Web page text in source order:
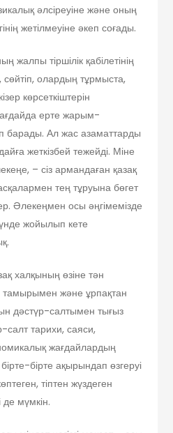
әлсіреуіне және оның
жетілмеуіне әкеп соғады.
тіршілік қабілетінің
сөйтіп, олардың тұрмыста,
көрсеткіштерін
ерте жарым-
барады. Ал жас азаматтарды
жеткізбей тежейді. Міне
– сіз армандаған қазақ
тең тұруына бөгет
Әлекеңмен осы әңгімемізде
жойылып кете
халқының өзіне тән
тамырымен және ұрпақтан
дәстүр-салтымен тығыз
салт тарихи, саяси,
жағдайлардың
бірте ақырындап өзгеруі
тіптен жүздеген
мүмкін.